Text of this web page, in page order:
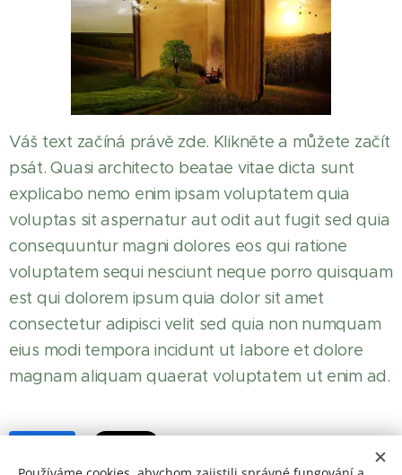
Váš text začíná právě zde. Klikněte a můžete začít
psát. Quasi architecto beatae vitae dicta sunt
explicabo nemo enim ipsam voluptatem quia
voluptas sit aspernatur aut odit aut fugit sed quia
consequuntur magni dolores eos qui ratione
voluptatem sequi nesciunt neque porro quisquam
est qui dolorem ipsum quia dolor sit amet
consectetur adipisci velit sed quia non numquam
eius modi tempora incidunt ut labore et dolore
magnam aliquam quaerat voluptatem ut enim ad.